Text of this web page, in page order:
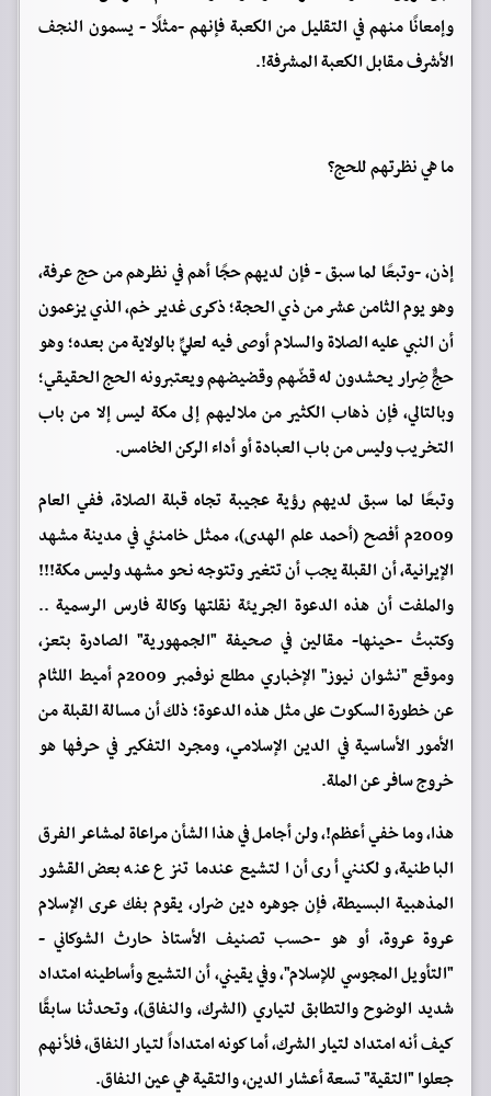
وإمعانًا منهم في التقليل من الكعبة فإنهم -مثلًا - يسمون النجف
الأشرف مقابل الكعبة المشرفة!.
ما هي نظرتهم للحج؟
إذن، -وتبعًا لما سبق - فإن لديهم حجًا أهم في نظرهم من حج عرفة،
وهو يوم الثامن عشر من ذي الحجة؛ ذكرى غدير خم، الذي يزعمون
أن النبي عليه الصلاة والسلام أوصى فيه لعليٍّ بالولاية من بعده؛ وهو
حجٌّ ضِرار يحشدون له قضّهم وقضيضهم ويعتبرونه الحج الحقيقي؛
وبالتالي، فإن ذهاب الكثير من ملاليهم إلى مكة ليس إلا من باب
التخريب وليس من باب العبادة أو أداء الركن الخامس.
وتبعًا لما سبق لديهم رؤية عجيبة تجاه قبلة الصلاة، ففي العام
2009م أفصح (أحمد علم الهدى)، ممثل خامنئي في مدينة مشهد
الإيرانية، أن القبلة يجب أن تتغير وتتوجه نحو مشهد وليس مكة!!!
والملفت أن هذه الدعوة الجريئة نقلتها وكالة فارس الرسمية ..
وكتبتُ -حينها- مقالين في صحيفة "الجمهورية" الصادرة بتعز،
وموقع "نشوان نيوز" الإخباري مطلع نوفمبر 2009م أميط اللثام
عن خطورة السكوت على مثل هذه الدعوة؛ ذلك أن مسالة القبلة من
الأمور الأساسية في الدين الإسلامي، ومجرد التفكير في حرفها هو
خروج سافر عن الملة.
هذا، وما خفي أعظم!، ولن أجامل في هذا الشأن مراعاة لمشاعر الفرق
الباطنية، ولكنني أرى أن التشيع عندما تنزع عنه بعض القشور
المذهبية البسيطة، فإن جوهره دين ضرار، يقوم بفك عرى الإسلام
عروة عروة، أو هو -حسب تصنيف الأستاذ حارث الشوكاني -
"التأويل المجوسي للإسلام"، وفي يقيني، أن التشيع وأساطينه امتداد
شديد الوضوح والتطابق لتياري (الشرك، والنفاق)، وتحدثنا سابقًا
كيف أنه امتداد لتيار الشرك، أما كونه امتداداً لتيار النفاق، فلأنهم
جعلوا "التقية" تسعة أعشار الدين، والتقية هي عين النفاق.